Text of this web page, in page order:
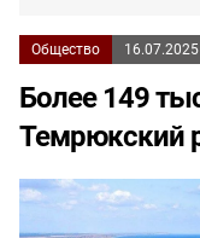
Общество
Более 149
Темрюкский